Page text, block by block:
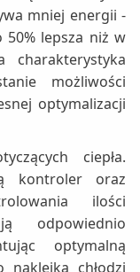
mniej energii -
lepsza niż w
charakterystyka
możliwości
optymalizacji
ciepła.
kontroler oraz
ilości
odpowiednio
optymalną
naklejka chłodzi